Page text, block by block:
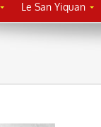
Le San Yiquan